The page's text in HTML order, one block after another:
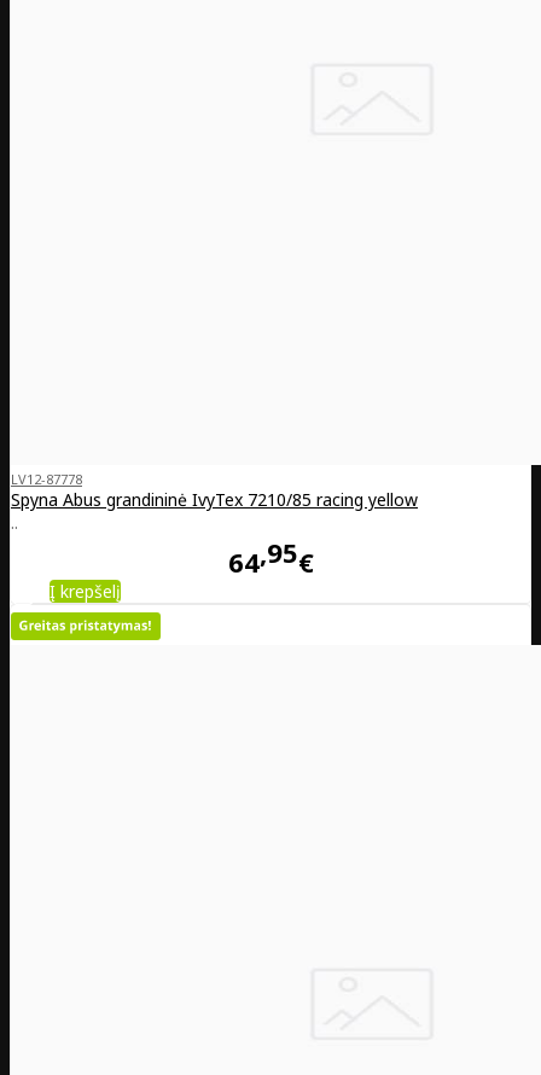
LV12-87778
Spyna Abus grandininė IvyTex 7210/85 racing yellow
..
64 95€
Į krepšelį